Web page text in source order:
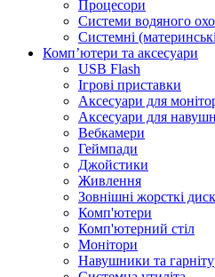
Процесори
Системи водяного
Системні
Компʼютери та аксесуари
USB Flash
Ігрові приставки
Аксесуари для
Аксесуари для
Вебкамери
Геймпади
Джойстики
Живлення
Зовнішні жорсткі
Комп'ютери
Комп'ютерний стіл
Монітори
Навушники та